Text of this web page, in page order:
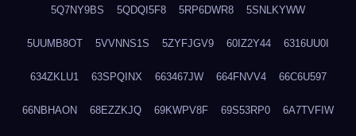
5Q7NY9BS 5QDQI5F8 5RP6DWR8 5SNLKYWW
5UUMB8OT 5VVNNS1S 5ZYFJGV9 60IZ2Y44 6316UU0I
634ZKLU1 63SPQINX 663467JW 664FNVV4 66C6U597
66NBHAON 68EZZKJQ 69KWPV8F 69S53RP0 6A7TVFIW